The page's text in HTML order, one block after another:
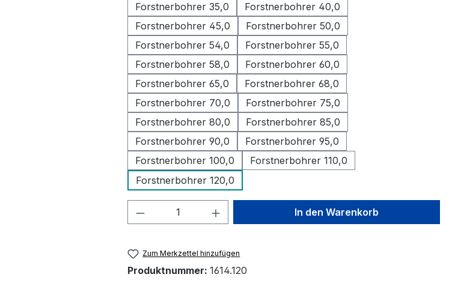
Forstnerbohrer 35,0
Forstnerbohrer 40,0
Forstnerbohrer 45,0
Forstnerbohrer 50,0
Forstnerbohrer 54,0
Forstnerbohrer 55,0
Forstnerbohrer 58,0
Forstnerbohrer 60,0
Forstnerbohrer 65,0
Forstnerbohrer 68,0
Forstnerbohrer 70,0
Forstnerbohrer 75,0
Forstnerbohrer 80,0
Forstnerbohrer 85,0
Forstnerbohrer 90,0
Forstnerbohrer 95,0
Forstnerbohrer 100,0
Forstnerbohrer 110,0
Forstnerbohrer 120,0
Produkt Anzahl: Gib den gewünschten Wert
In den Warenkorb
Zum Merkzettel hinzufügen
Produktnummer: 1614.120